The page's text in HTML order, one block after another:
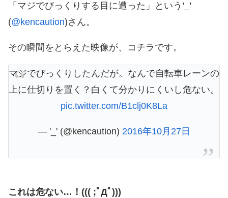
「マジでびっくりする目に遭った」という '_'
(@kencaution)さん。
その瞬間をとらえた映像が、コチラです。
マジでびっくりしたんだが。なんで自転車レーンの
上に仕切りを置く？白くて分かりにくいし危ない。
pic.twitter.com/B1clj0K8La
— '_' (@kencaution) 2016年10月27日
これは危ない…！((( ;ﾟДﾟ)))